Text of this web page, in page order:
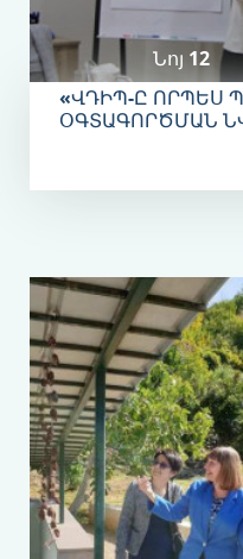
Նոյ‎ 12
«ՎԴԻՊ-Ը ՈՐՊԵՍ
ՕԳՏԱԳՈՐԾՄԱՆ